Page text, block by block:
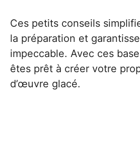
Ces petits conseils
la préparation et
impeccable. Avec ces
êtes prêt à créer votre
d’œuvre glacé.